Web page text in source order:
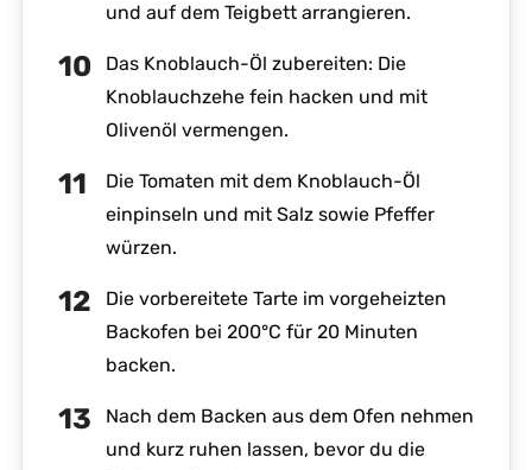
und auf dem Teigbett arrangieren.
Das Knoblauch-Öl zubereiten: Die
Knoblauchzehe fein hacken und mit
Olivenöl vermengen.
Die Tomaten mit dem Knoblauch-Öl
einpinseln und mit Salz sowie Pfeffer
würzen.
Die vorbereitete Tarte im vorgeheizten
Backofen bei 200°C für 20 Minuten
backen.
Nach dem Backen aus dem Ofen nehmen
und kurz ruhen lassen, bevor du die